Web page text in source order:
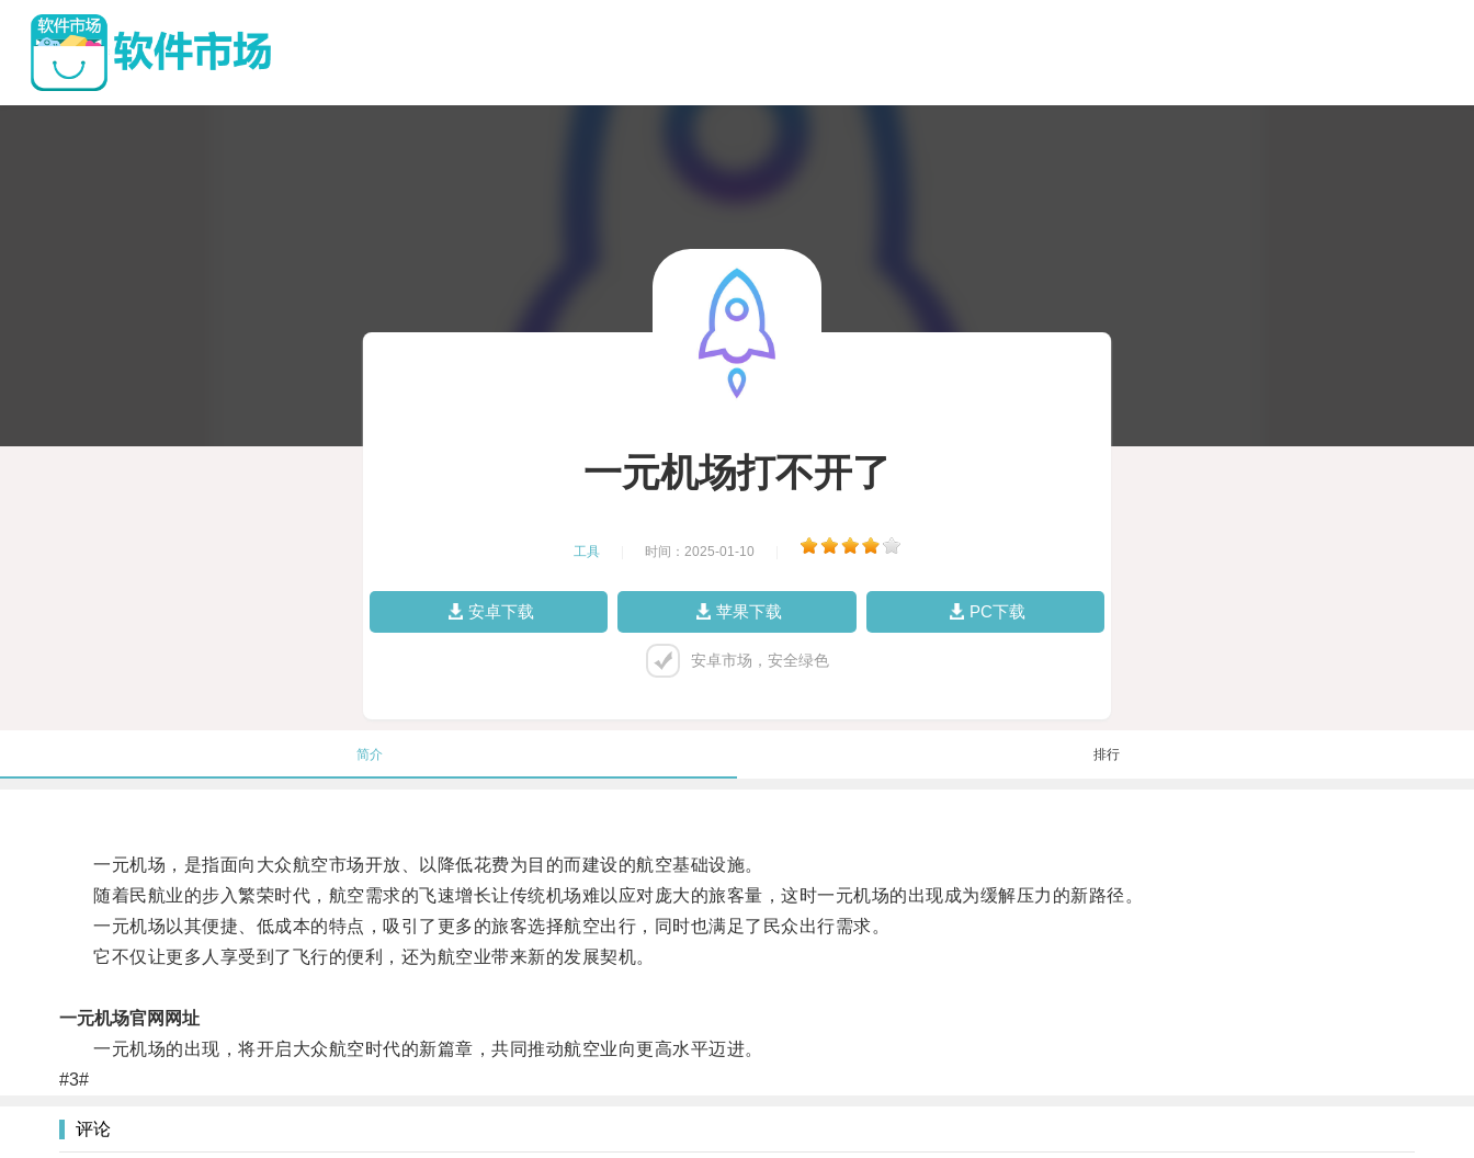
一元机场打不开了
工具 时间：2025-01-10
安卓下载 苹果下载 PC下载
安卓市场，安全绿色
简介 排行
一元机场，是指面向大众航空市场开放、以降低花费为目的而建设的航空基础设施。
随着民航业的步入繁荣时代，航空需求的飞速增长让传统机场难以应对庞大的旅客量，这时一元机场的出现成为缓解压力的新路径。
一元机场以其便捷、低成本的特点，吸引了更多的旅客选择航空出行，同时也满足了民众出行需求。
它不仅让更多人享受到了飞行的便利，还为航空业带来新的发展契机。
一元机场官网网址
一元机场的出现，将开启大众航空时代的新篇章，共同推动航空业向更高水平迈进。
#3#
评论